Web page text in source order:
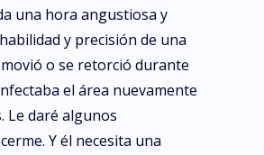
una hora angustiosa y
y precisión de una
o se retorció durante
el área nuevamente
daré algunos
Y él necesita una